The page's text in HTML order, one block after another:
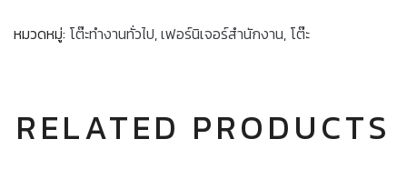
หมวดหมู่: โต๊ะทำงานทั่วไป,เฟอร์นิเจอร์สำนักงาน, โต๊ะ
RELATED PRODUCTS